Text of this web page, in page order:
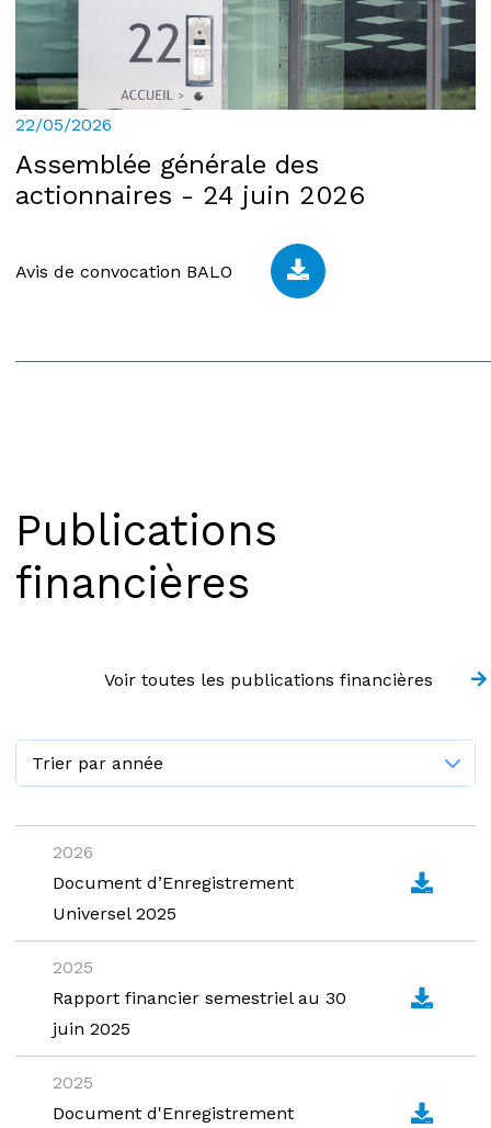
22/05/2026
Assemblée générale des
actionnaires - 24 juin 2026
Avis de convocation BALO
Publications
financières
Voir toutes les publications financières
2026
Document d’Enregistrement
Universel 2025
2025
Rapport financier semestriel au 30
juin 2025
2025
Document d'Enregistrement